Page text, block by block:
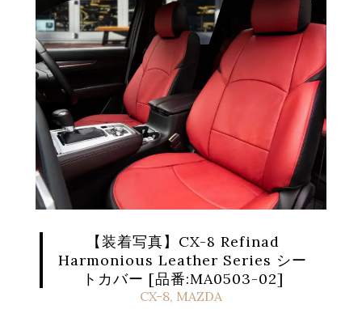
【装着写真】CX-8 Refinad
Harmonious Leather Series シー
トカバー [品番:MA0503-02]
CX-8, MAZDA